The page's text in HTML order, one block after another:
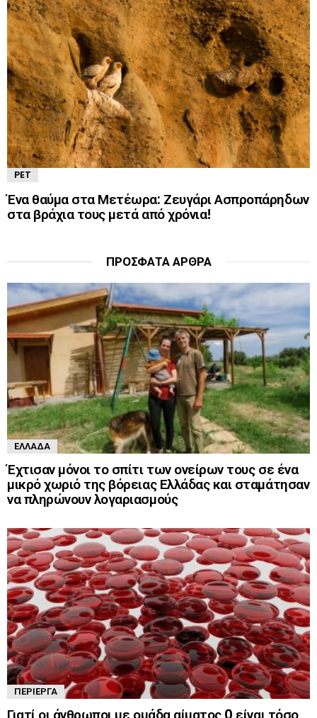
PET
Ένα θαύμα στα Μετέωρα: Ζευγάρι Ασπροπάρηδων
στα βράχια τους μετά από χρόνια!
ΠΡΌΣΦΑΤΑ ΆΡΘΡΑ
ΕΛΛΆΔΑ
Έχτισαν μόνοι το σπίτι των ονείρων τους σε ένα
μικρό χωριό της βόρειας Ελλάδας και σταμάτησαν
να πληρώνουν λογαριασμούς
ΠΕΡΊΕΡΓΑ